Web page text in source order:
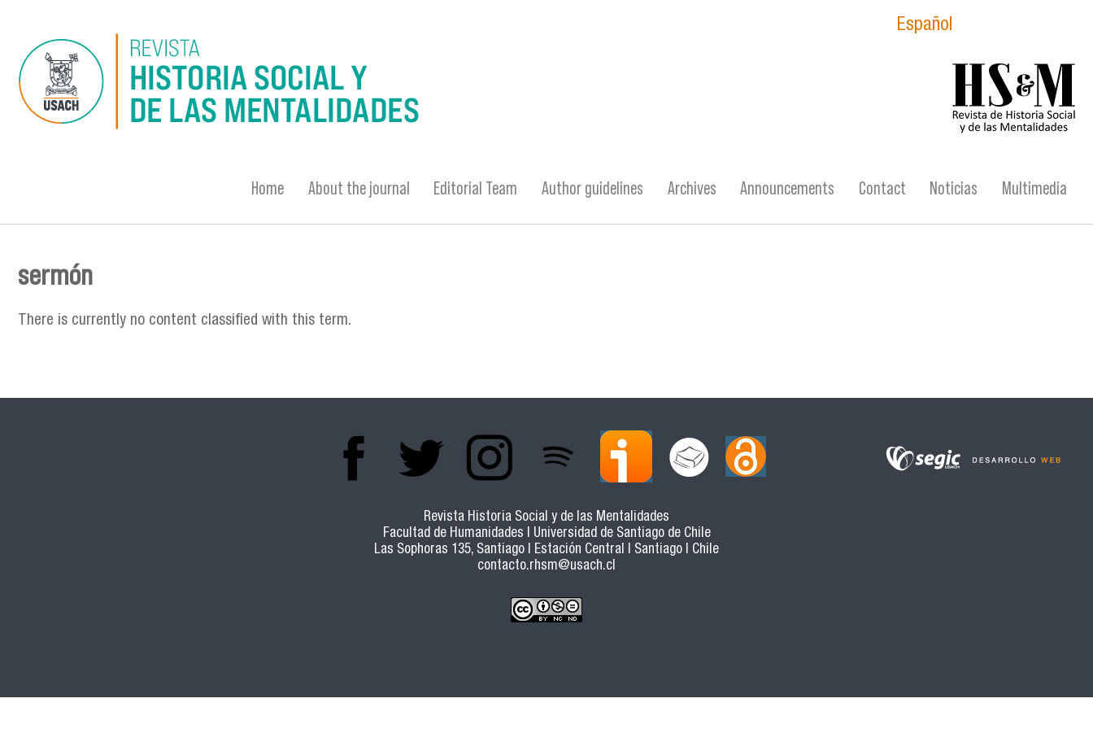
Español
Home About the journal Editorial Team Author guidelines Archives Announcements Contact Noticias Multimedia
You are here
sermón
There is currently no content classified with this term.
Revista Historia Social y de las Mentalidades
Facultad de Humanidades | Universidad de Santiago de Chile
Las Sophoras 135, Santiago | Estación Central | Santiago | Chile
contacto.rhsm@usach.cl